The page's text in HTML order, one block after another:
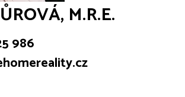
M.R.E.
986